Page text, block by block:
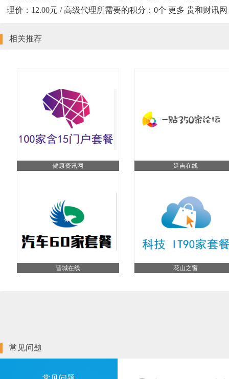
理价：12.00元 / 高级代理所需要的积分：0个 更多 贵和财讯
相关推荐
健康资讯网 延吉在线
晋城在线 花山之窗
常见问题